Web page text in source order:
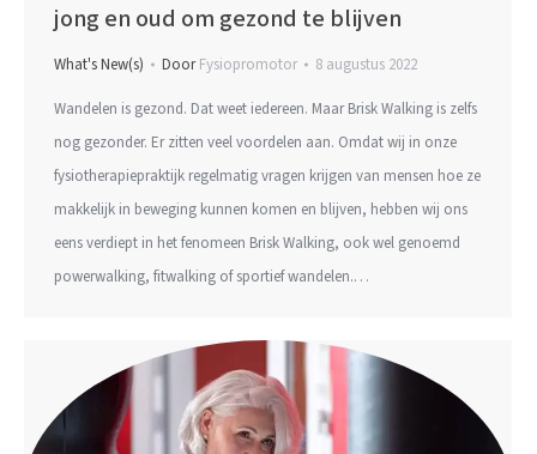
jong en oud om gezond te blijven
What's New(s) DoorFysiopromotor 8 augustus 2022
Wandelen is gezond. Dat weet iedereen. Maar Brisk Walking is zelfs
nog gezonder. Er zitten veel voordelen aan. Omdat wij in onze
fysiotherapiepraktijk regelmatig vragen krijgen van mensen hoe ze
makkelijk in beweging kunnen komen en blijven, hebben wij ons
eens verdiept in het fenomeen Brisk Walking, ook wel genoemd
powerwalking, fitwalking of sportief wandelen.…